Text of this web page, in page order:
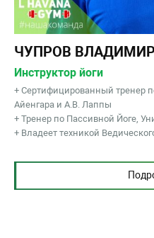
ЧУПРОВ
Инструктор йоги
+ Сертифицированный тренер
Айенгара и А.В. Лаппы
+ Тренер по Пассивной Йоге,
+ Владеет техникой